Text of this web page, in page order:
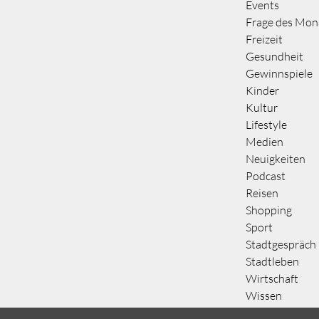
Events
Frage des
Freizeit
Gesundheit
Gewinnspiele
Kinder
Kultur
Lifestyle
Medien
Neuigkeiten
Podcast
Reisen
Shopping
Sport
Stadtgespräch
Stadtleben
Wirtschaft
Wissen